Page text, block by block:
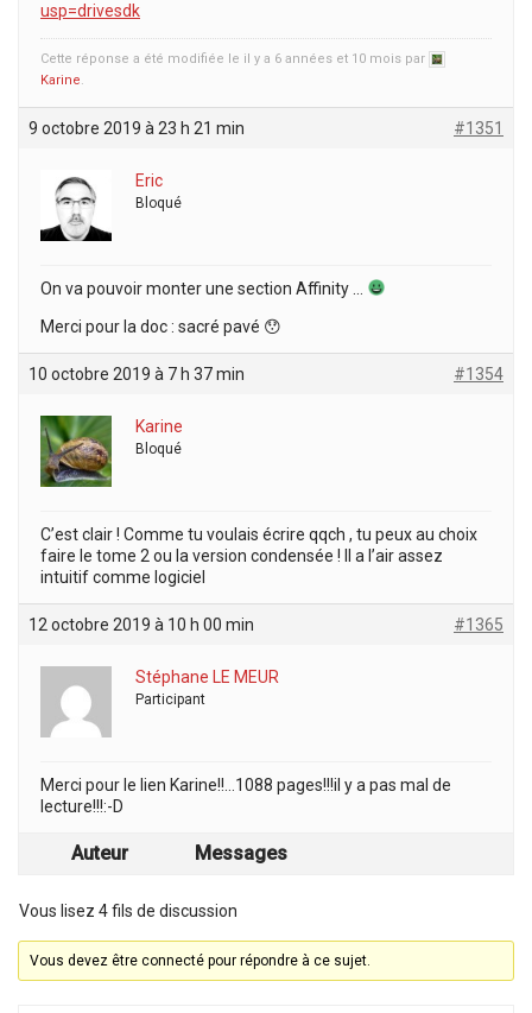
usp=drivesdk
Cette réponse a été modifiée le il y a 6 années et 10 mois par
Karine.
9 octobre 2019 à 23 h 21 min #1351
Eric
Bloqué
On va pouvoir monter une section Affinity …
Merci pour la doc : sacré pavé 😯
10 octobre 2019 à 7 h 37 min #1354
Karine
Bloqué
C’est clair ! Comme tu voulais écrire qqch , tu peux au choix
faire le tome 2 ou la version condensée ! Il a l’air assez
intuitif comme logiciel
12 octobre 2019 à 10 h 00 min #1365
Stéphane LE MEUR
Participant
Merci pour le lien Karine!!…1088 pages!!!il y a pas mal de
lecture!!!:-D
Auteur Messages
Vous lisez 4 fils de discussion
Vous devez être connecté pour répondre à ce sujet.